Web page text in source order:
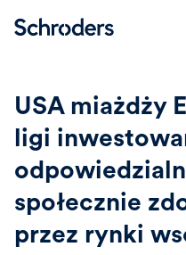
USA miażdży
ligi
społecznie
przez rynki